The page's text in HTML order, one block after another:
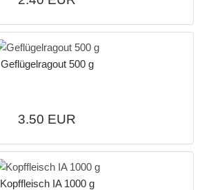
Geflügelragout 500 g
3.50 EUR
Kopffleisch IA 1000 g